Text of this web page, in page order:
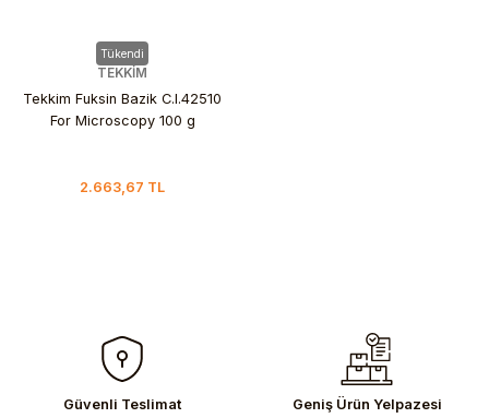
Tükendi
TEKKİM
Tekkim Fuksin Bazik C.I.42510
For Microscopy 100 g
2.663,67 TL
Güvenli Teslimat
Geniş Ürün Yelpazesi